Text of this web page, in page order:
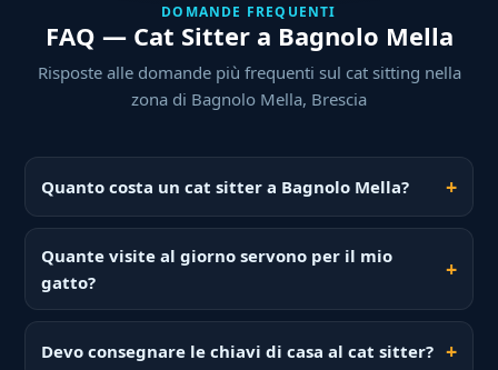
DOMANDE FREQUENTI
FAQ — Cat Sitter a Bagnolo Mella
Risposte alle domande più frequenti sul cat sitting nella
zona di Bagnolo Mella, Brescia
Quanto costa un cat sitter a Bagnolo Mella?
Quante visite al giorno servono per il mio
gatto?
Devo consegnare le chiavi di casa al cat sitter?